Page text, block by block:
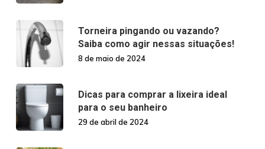
Torneira pingando ou vazando?
Saiba como agir nessas situações!
8 de maio de 2024
Dicas para comprar a lixeira ideal
para o seu banheiro
29 de abril de 2024